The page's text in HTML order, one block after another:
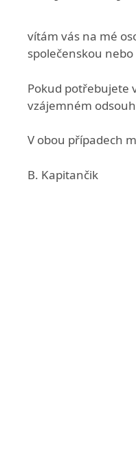
vítám vás na mé
společenskou
Pokud potřebujete
vzájemném
V obou případech
B. Kapitančik